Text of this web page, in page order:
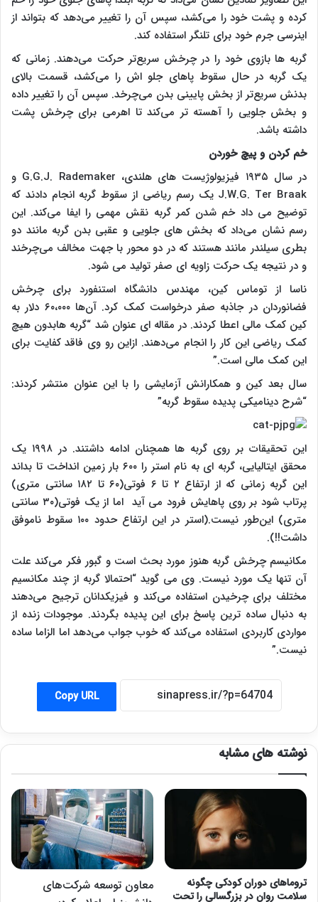
کرده و پشت خود را می‌کشد، سپس آن را تغییر می‌دهد که بتواند از
اینرسی جرم خود برای تلنگر استفاده کند.
گربه ها بازوی خود را در چرخش سریع‌تر حرکت می‌دهند. زمانی که
یک گربه در حال سقوط پاهای جلو اش را می‌کشد، قسمت بالای
بدنش سریع‌تر از بخش پایینی بدن می‌چرخد. سپس آن را تغییر داده
و بخش جلویی را آهسته تر می‌کند تا اهرمی برای چرخش پشت
داشته باشد.
خم کردن و پیچ خوردن
در سال ۱۹۳۵ فیزیولوژیست های هلندی، G.G.J. Rademaker و
J.W.G. Ter Braak یک رسم ریاضی از سقوط گربه انجام دادند که
توضیح می داد خم شدن کمر گربه نقش مهمی را ایفا می‌کند. این
رسم نشان می‌داد که بخش های جلویی و عقبی بدن گربه مانند دو
بطری سیلندر مانند هستند که در دو محور با جهت مخالف می‌چرخند
و در نتیجه یک حرکت زاویه ای صفر تولید می شود.
ناسا از توماس کین، مهندس دانشگاه استنفورد برای چرخش
فضانوردان در جاذبه صفر درخواست کمک کرد. آن‌ها ۶۰،۰۰۰ دلار به
کین کمک مالی اعطا کردند. در مقاله ای عنوان شد “گربه هابدون هیچ
کمک ریاضی این کار را انجام می‌دهند. ازاین رو وی فاقد کفایت برای
این کمک مالی است.”
سال بعد کین و همکارانش آزمایشی را با این عنوان منتشر کردند:
“شرح دینامیکی پدیده سقوط گربه”
این تحقیقات بر روی گربه ها همچنان ادامه داشتند. در ۱۹۹۸ یک
محقق ایتالیایی، گربه ای به نام استر را ۶۰۰ بار زمین انداخت تا بداند
این گربه زمانی که از ارتفاع ۲ تا ۶ فوتی(۶۰ تا ۱۸۲ سانتی متری)
پرتاب شود بر روی پاهایش فرود می آید اما از یک فوتی(۳۰ سانتی
متری) این‌طور نیست.(استر در این ارتفاع حدود ۱۰۰ سقوط ناموفق
داشت!!).
مکانیسم چرخش گربه هنوز مورد بحث است و گبور فکر می‌کند علت
آن تنها یک مورد نیست. وی می گوید “احتمالا گربه از چند مکانسیم
مختلف برای چرخیدن استفاده می‌کند و فیزیکدانان ترجیح می‌دهند
به دنبال ساده ترین پاسخ برای این پدیده بگردند. موجودات زنده از
مواردی کاربردی استفاده می‌کند که خوب جواب می‌دهد اما الزاما ساده
نیست.”
Copy URL
نوشته های مشابه
تروماهای دوران کودکی چگونه
سلامت روان در بزرگسالی را تحت
معاون توسعه شرکت‌های